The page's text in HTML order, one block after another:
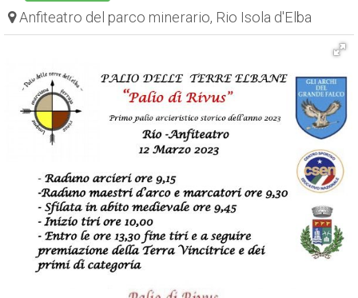
PYC
ESP
SLO
Anfiteatro del parco minerario, Rio Isola d'Elba